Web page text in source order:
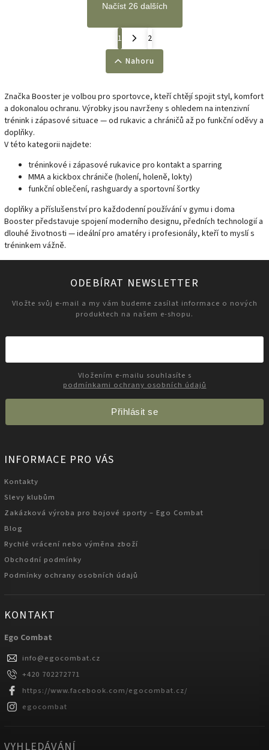
Načíst 26 dalších
1
2
Nahoru
Značka Booster je volbou pro sportovce, kteří chtějí spojit styl, komfort
a dokonalou ochranu. Výrobky jsou navrženy s ohledem na intenzivní
trénink i zápasové situace — od rukavic a chráničů až po funkční oděvy a
doplňky.
V této kategorii najdete:
tréninkové i zápasové rukavice pro kontakt a sparring
MMA a kickbox chrániče (holení, holeně, lokty)
funkční oblečení, rashguardy a sportovní šortky
doplňky a příslušenství pro každodenní používání v gymu i doma
Booster představuje spojení moderního designu, předních technologií a
dlouhé životnosti — ideální pro amatéry i profesionály, kteří to myslí s
tréninkem vážně.
ODEBÍRAT NEWSLETTER
Vložte svůj e-mail a my vám budeme zasílat informace o nových
produktech na našem e-shopu.
podmínkami ochrany osobních údajů
Přihlásit se
INFORMACE PRO VÁS
Kontakty
Slevy klubům
Zakázková výroba pro bojové sporty – Ego Combat
Blog
Rychlé vrácení nebo výměna zboží
Obchodní podmínky
Podmínky ochrany osobních údajů
KONTAKT
Ego Combat
info@egocombat.cz
+420 702272771
https://www.facebook.com/egocombat.cz/
egocombat
VYHLEDÁVÁNÍ